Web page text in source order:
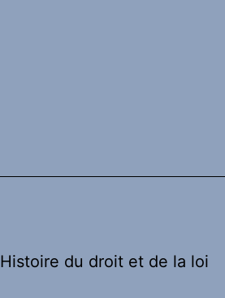
Histoire du droit et de la loi